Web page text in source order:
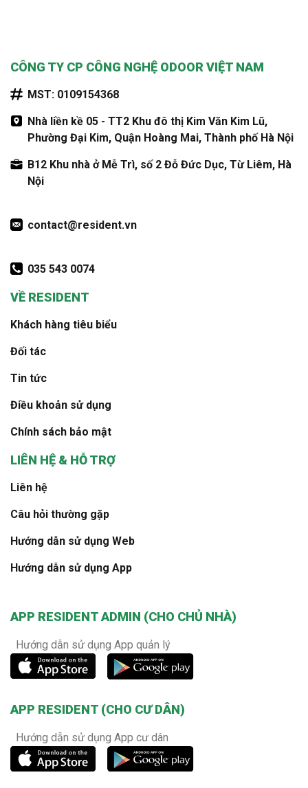
CÔNG TY CP CÔNG NGHỆ ODOOR VIỆT NAM
MST: 0109154368
Nhà liền kề 05 - TT2 Khu đô thị Kim Văn Kim Lũ,
Phường Đại Kim, Quận Hoàng Mai, Thành phố Hà Nội
B12 Khu nhà ở Mễ Trì, số 2 Đỗ Đức Dục, Từ Liêm, Hà
Nội
contact@resident.vn
035 543 0074
VỀ RESIDENT
Khách hàng tiêu biểu
Đối tác
Tin tức
Điều khoản sử dụng
Chính sách bảo mật
LIÊN HỆ & HỖ TRỢ
Liên hệ
Câu hỏi thường gặp
Hướng dẫn sử dụng Web
Hướng dẫn sử dụng App
APP RESIDENT ADMIN (CHO CHỦ NHÀ)
Hướng dẫn sử dụng App quản lý
APP RESIDENT (CHO CƯ DÂN)
Hướng dẫn sử dụng App cư dân